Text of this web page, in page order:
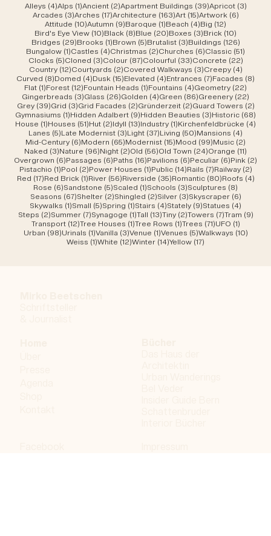
Alleys (4)4 Beiträge
Alps (1)1 Beitrag
Ancient (2)2 Beiträge
Apartment Buildings (39)39 Beiträge
Apricot (3)3
Arcades (3)3 Beiträge
Arches (17)17 Beiträge
Architecture (163)163 Beiträge
Art (15)15 Beiträge
Artwork (6)6
Attitude (10)10 Beiträge
Autumn (9)9 Beiträge
Baroque (1)1 Beitrag
Beach (4)4 Beiträge
Big (12)
Bird's Eye View (10)10 Beiträge
Black (8)8 Beiträge
Blue (20)20 Beiträge
Boxes (3)3 Beiträge
Brick (10)
Bridges (29)29 Beiträge
Brooks (1)1 Beitrag
Brown (5)5 Beiträge
Brutalist (3)3 Beiträge
Buildings (126)126
Bungalow (1)1 Beitrag
Castles (4)4 Beiträge
Christmas (2)2 Beiträge
Churches (6)6 Beiträge
Classic (51)
Clocks (5)5 Beiträge
Cloned (3)3 Beiträge
Colour (87)87 Beiträge
Colourful (33)33 Beiträge
Concrete (22)22
Country (12)12 Beiträge
Courtyards (2)2 Beiträge
Covered Walkways (3)3 Beiträge
Creepy (4)4
Curved (8)8 Beiträge
Domed (4)4 Beiträge
Dusk (15)15 Beiträge
Elevated (4)4 Beiträge
Entrances (7)7 Beiträge
Facades (8)
Flat (1)1 Beitrag
Forest (12)12 Beiträge
Fountain Heads (1)1 Beitrag
Fountains (4)4 Beiträge
Geometry (22)
Gingerbreads (3)3 Beiträge
Glass (26)26 Beiträge
Golden (4)4 Beiträge
Green (86)86 Beiträge
Greenery (22)
Grey (39)39 Beiträge
Grid (3)3 Beiträge
Grid Facades (2)2 Beiträge
Gründerzeit (2)2 Beiträge
Guard Towers (2)2
Gymnasiums (1)1 Beitrag
Hidden Adalbert (9)9 Beiträge
Hidden Beauties (3)3 Beiträge
Historic (68)
House (1)1 Beitrag
Houses (51)51 Beiträge
Hut (2)2 Beiträge
Idyll (13)13 Beiträge
Industry (1)1 Beitrag
Kirchenfeldbrücke (4)
Lanes (5)5 Beiträge
Late Modernist (3)3 Beiträge
Light (37)37 Beiträge
Living (50)50 Beiträge
Mansions (4)
Mid-Century (6)6 Beiträge
Modern (65)65 Beiträge
Modernist (15)15 Beiträge
Mood (99)99 Beiträge
Music (2)
Naked (3)3 Beiträge
Nature (96)96 Beiträge
Night (2)2 Beiträge
Old (56)56 Beiträge
Old Town (24)24 Beiträge
Orange (11)
Overgrown (6)6 Beiträge
Passages (6)6 Beiträge
Paths (16)16 Beiträge
Pavilions (6)6 Beiträge
Peculiar (6)6 Beiträge
Pink (2)
Pistachio (1)1 Beitrag
Pool (2)2 Beiträge
Power Houses (1)1 Beitrag
Public (14)14 Beiträge
Rails (7)7 Beiträge
Railway (2)2
Red (17)17 Beiträge
Red Brick (1)1 Beitrag
River (56)56 Beiträge
Riverside (35)35 Beiträge
Romantic (80)80 Beiträge
Roofs (4)4
Rose (6)6 Beiträge
Sandstone (5)5 Beiträge
Scaled (1)1 Beitrag
Schools (3)3 Beiträge
Sculptures (8)
Seasons (67)67 Beiträge
Shelter (2)2 Beiträge
Shingled (2)2 Beiträge
Silver (3)3 Beiträge
Skyscraper (6)6
Skywalks (1)1 Beitrag
Small (5)5 Beiträge
Spring (1)1 Beitrag
Stairs (4)4 Beiträge
Stately (9)9 Beiträge
Statues (4)
Steps (2)2 Beiträge
Summer (7)7 Beiträge
Synagoge (1)1 Beitrag
Tall (13)13 Beiträge
Tiny (2)2 Beiträge
Towers (7)7 Beiträge
Tram (9)9
Transport (12)12 Beiträge
Tree Houses (1)1 Beitrag
Tree Rows (1)1 Beitrag
Trees (71)71 Beiträge
UFO (1)1 Beitrag
Urban (98)98 Beiträge
Urinals (1)1 Beitrag
Vanilla (3)3 Beiträge
Venue (1)1 Beitrag
Venues (5)5 Beiträge
Walkways (10)10
Weiss (1)1 Beitrag
White (12)12 Beiträge
Winter (14)14 Beiträge
Yellow (17)